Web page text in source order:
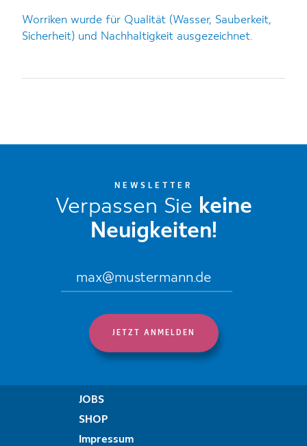
Worriken wurde für Qualität (Wasser, Sauberkeit,
Sicherheit) und Nachhaltigkeit ausgezeichnet.
NEWSLETTER
Verpassen Sie keine
Neuigkeiten!
JOBS
SHOP
Impressum